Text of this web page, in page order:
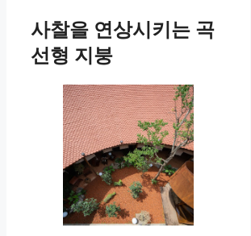
사찰을 연상시키는 곡
선형 지붕